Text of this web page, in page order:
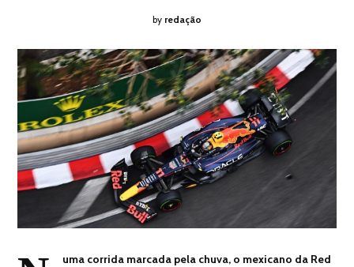
by redação
uma corrida marcada pela chuva, o mexicano da Red